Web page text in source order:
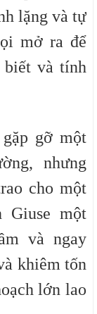
lặng và tự
mở ra để
biết và tính
gỡ một
nhưng
cho một
Giuse một
và ngay
khiêm tốn
lớn lao